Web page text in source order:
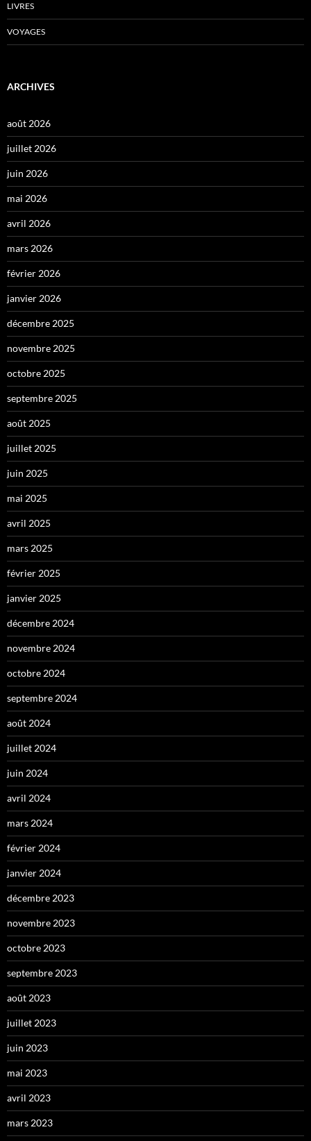
LIVRES
VOYAGES
ARCHIVES
août 2026
juillet 2026
juin 2026
mai 2026
avril 2026
mars 2026
février 2026
janvier 2026
décembre 2025
novembre 2025
octobre 2025
septembre 2025
août 2025
juillet 2025
juin 2025
mai 2025
avril 2025
mars 2025
février 2025
janvier 2025
décembre 2024
novembre 2024
octobre 2024
septembre 2024
août 2024
juillet 2024
juin 2024
avril 2024
mars 2024
février 2024
janvier 2024
décembre 2023
novembre 2023
octobre 2023
septembre 2023
août 2023
juillet 2023
juin 2023
mai 2023
avril 2023
mars 2023